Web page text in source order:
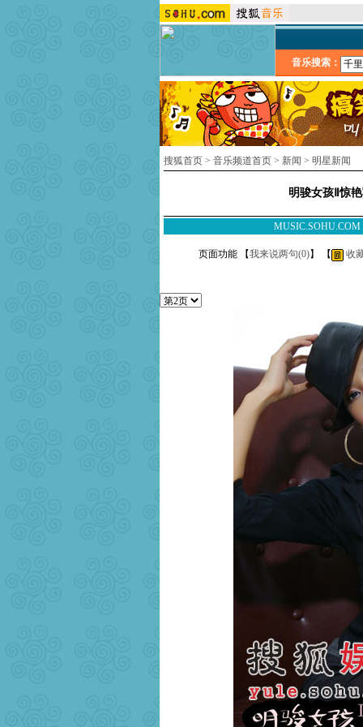
音乐搜索：
搜狐首页 > 音乐频道首页 > 新闻 > 明星新闻
明骏女孩Ⅱ惊
MUSIC.SOHU.COM
页面功能 【我来说两句(0)】 【 收